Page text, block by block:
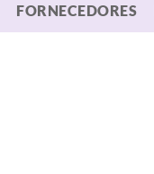
FORNECEDORES